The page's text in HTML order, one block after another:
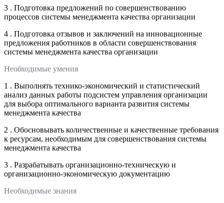
3 . Подготовка предложений по совершенствованию
процессов системы менеджмента качества организации
4 . Подготовка отзывов и заключений на инновационные
предложения работников в области совершенствования
системы менеджмента качества организации
Необходимые умения
1 . Выполнять технико-экономический и статистический
анализ данных работы подсистем управления организации
для выбора оптимального варианта развития системы
менеджмента качества
2 . Обосновывать количественные и качественные требования
к ресурсам, необходимым для совершенствования системы
менеджмента качества
3 . Разрабатывать организационно-техническую и
организационно-экономическую документацию
Необходимые знания